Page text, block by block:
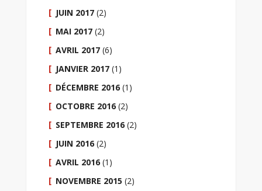
JUIN 2017 (2)
MAI 2017 (2)
AVRIL 2017 (6)
JANVIER 2017 (1)
DÉCEMBRE 2016 (1)
OCTOBRE 2016 (2)
SEPTEMBRE 2016 (2)
JUIN 2016 (2)
AVRIL 2016 (1)
NOVEMBRE 2015 (2)